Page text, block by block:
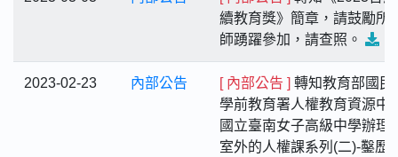
續教育獎》簡章，請鼓勵所
師踴躍參加，請查照。
2023-02-23 內部公告 [ 內部公告 ] 轉知教育部國民
學前教育署人權教育資源中
國立臺南女子高級中學辦理
室外的人權課系列(二)-鑿歷